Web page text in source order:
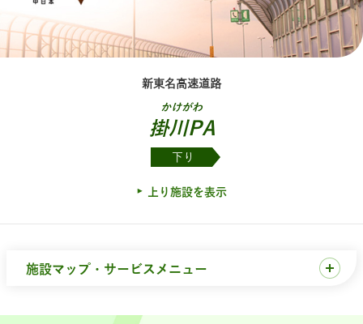
新東名高速道路
かけがわ
掛川PA
下り
上り施設を表示
施設マップ・サービスメニュー